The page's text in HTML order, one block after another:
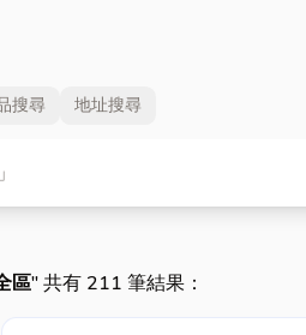
搜尋 地址搜尋
區" 共有 211 筆結果：